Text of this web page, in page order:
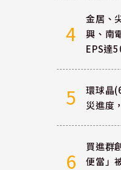
4
金居、
興、南
EPS達
5
環球晶
災進度
6
買進群
便當」